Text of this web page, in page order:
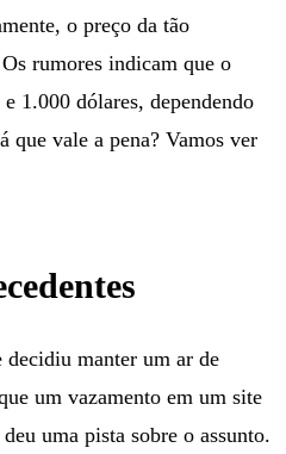
o preço da tão
rumores indicam que o
1.000 dólares, dependendo
que vale a pena? Vamos ver
decidiu manter um ar de
um vazamento em um site
uma pista sobre o assunto.